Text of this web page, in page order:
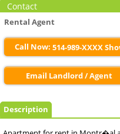
Contact
Rental Agent
Call Now: 514-989-XXXX
Email Landlord / Agent
Description